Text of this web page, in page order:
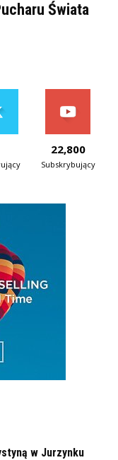
Świata
22,800
Subskrybujący
w Jurzynku